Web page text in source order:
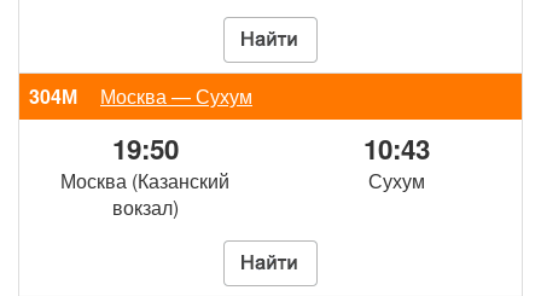
304М Москва — Сухум
19:50
Москва (Казанский
вокзал)
10:43
Сухум